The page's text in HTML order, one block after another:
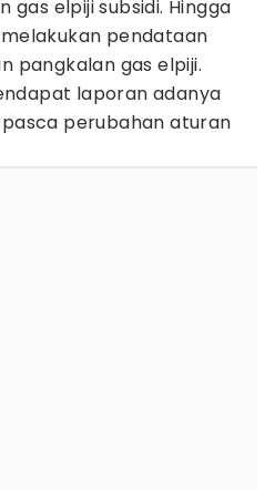
elpiji subsidi. Hingga
pendataan
pangkalan gas elpiji.
laporan adanya
perubahan aturan